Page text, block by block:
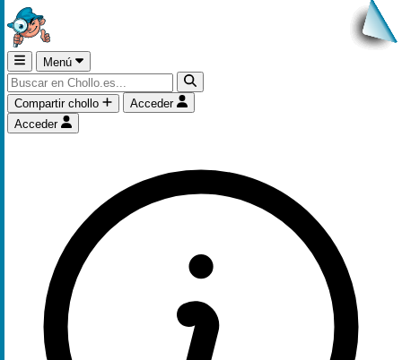
Menú
Compartir chollo
Acceder
Acceder